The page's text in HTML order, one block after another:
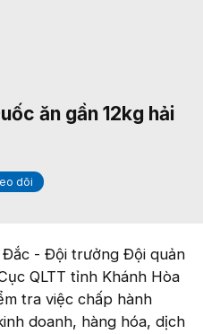
ăn gần 12kg hải
dõi
Đắc - Đội trưởng Đội quản
QLTT tỉnh Khánh Hòa
tra việc chấp hành
doanh, hàng hóa, dịch